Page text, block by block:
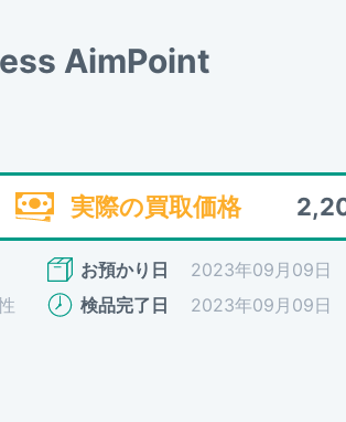
AimPoint
実際の買取価格
お預かり日
2023年09月09日
検品完了日
2023年09月09日